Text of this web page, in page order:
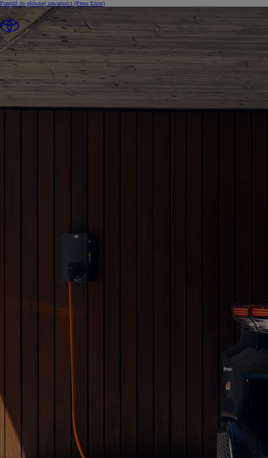
Przejdź do głównej zawartości (Press Enter)